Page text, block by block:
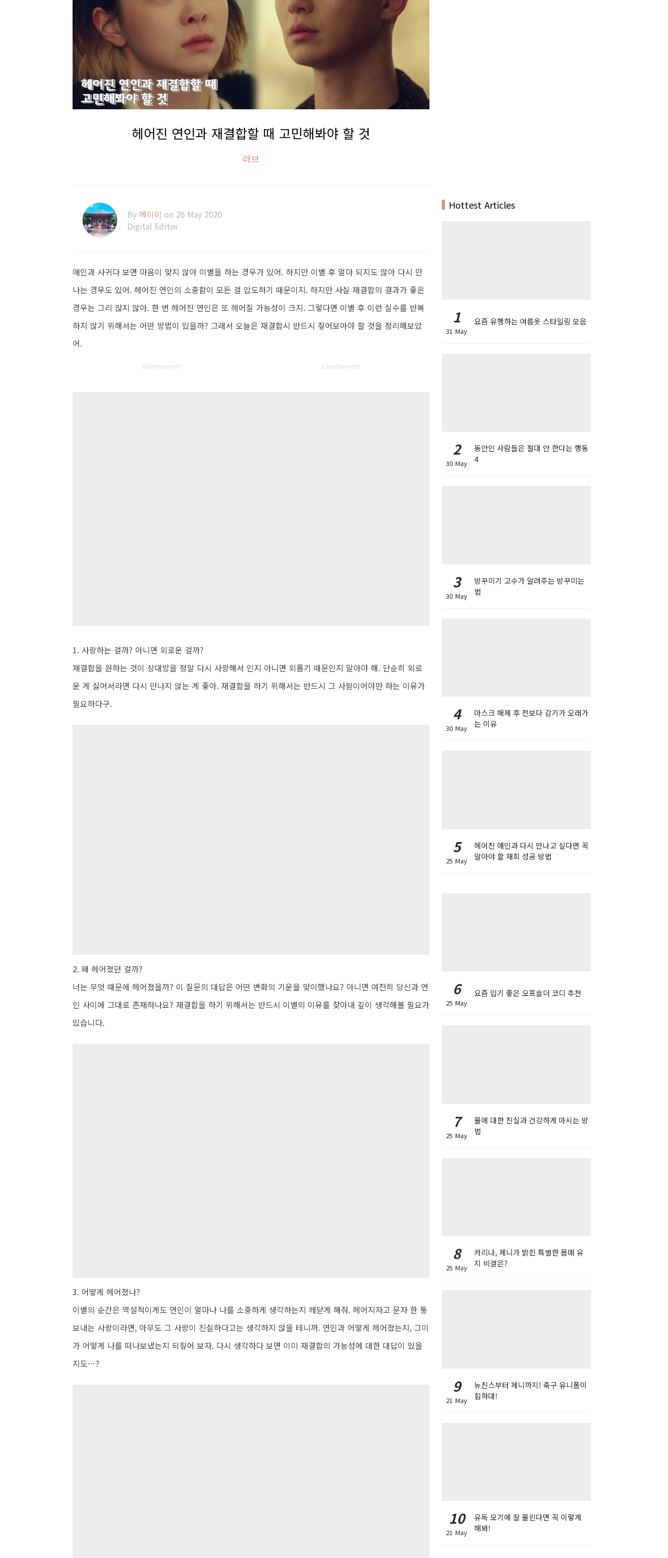
헤어진 연인과 재결합할 때 고민해봐야 할 것
러브
By 에이미 on 26 May 2020
Digital Editor
애인과 사귀다 보면 마음이 맞지 않아 이별을 하는 경우가 있어. 하지만 이별 후 얼마 되지도 않아 다시 만
나는 경우도 있어. 헤어진 연인의 소중함이 모든 걸 압도하기 때문이지. 하지만 사실 재결합의 결과가 좋은
경우는 그리 많지 않아. 한 번 헤어진 연인은 또 헤어질 가능성이 크지. 그렇다면 이별 후 이런 실수를 반복
하지 않기 위해서는 어떤 방법이 있을까? 그래서 오늘은 재결합시 반드시 짚어보아야 할 것을 정리해보았
어.
Advertisement Advertisement
1. 사랑하는 걸까? 아니면 외로운 걸까?
재결합을 원하는 것이 상대방을 정말 다시 사랑해서 인지 아니면 외롭기 때문인지 알아야 해. 단순히 외로
운 게 싫어서라면 다시 만나지 않는 게 좋아. 재결합을 하기 위해서는 반드시 그 사람이어야만 하는 이유가
필요하다구.
2. 왜 헤어졌던 걸까?
너는 무엇 때문에 헤어졌을까? 이 질문의 대답은 어떤 변화의 기운을 맞이했나요? 아니면 여전히 당신과 연
인 사이에 그대로 존재하나요? 재결합을 하기 위해서는 반드시 이별의 이유를 찾아내 깊이 생각해볼 필요가
있습니다.
3. 어떻게 헤어졌나?
이별의 순간은 역설적이게도 연인이 얼마나 나를 소중하게 생각하는지 깨닫게 해줘. 헤어지자고 문자 한 통
보내는 사랑이라면, 아무도 그 사랑이 진실하다고는 생각하지 않을 테니까. 연인과 어떻게 헤어졌는지, 그이
가 어떻게 나를 떠나보냈는지 되짚어 보자. 다시 생각하다 보면 이미 재결합의 가능성에 대한 대답이 있을
지도…?
Hottest Articles
1
31 May
요즘 유행하는 여름옷 스타일링 모음
2
30 May
동안인 사람들은 절대 안 한다는 행동
4
3
30 May
방꾸미기 고수가 알려주는 방꾸미는
법
4
30 May
마스크 해제 후 전보다 감기가 오래가
는 이유
5
25 May
헤어진 애인과 다시 만나고 싶다면 꼭
알아야 할 재회 성공 방법
6
25 May
요즘 입기 좋은 오프숄더 코디 추천
7
25 May
물에 대한 진실과 건강하게 마시는 방
법
8
25 May
카리나, 제니가 밝힌 특별한 몸매 유
지 비결은?
9
21 May
뉴진스부터 제니까지! 축구 유니폼이
힙하대!
10
21 May
유독 모기에 잘 물린다면 꼭 이렇게
해봐!